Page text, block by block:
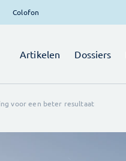
Colofon
Artikelen Dossiers
voor een beter resultaat